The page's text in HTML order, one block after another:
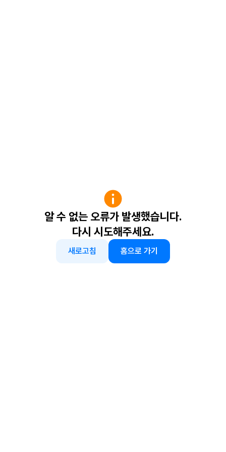
알 수 없는 오류가 발생했습니다.
다시 시도해주세요.
새로고침 홈으로 가기